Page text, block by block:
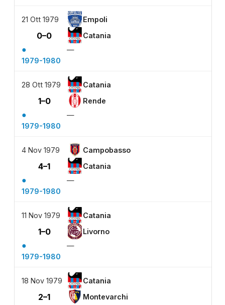
21 Ott 1979 Empoli
0–0 Catania
●
—
1979-1980
28 Ott 1979 Catania
1–0 Rende
●
—
1979-1980
4 Nov 1979 Campobasso
4–1 Catania
●
—
1979-1980
11 Nov 1979 Catania
1–0 Livorno
●
—
1979-1980
18 Nov 1979 Catania
2–1 Montevarchi